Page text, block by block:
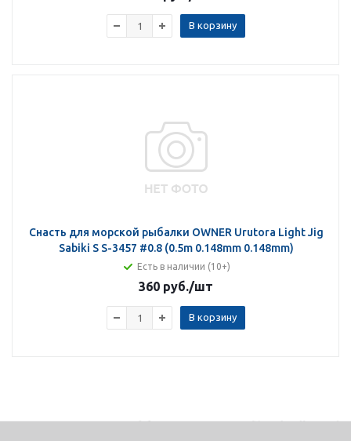
В корзину
Снасть для морской рыбалки OWNER Urutora Light Jig
Sabiki S S-3457 #0.8 (0.5m 0.148mm 0.148mm)
Есть в наличии (10+)
360 руб./шт
В корзину